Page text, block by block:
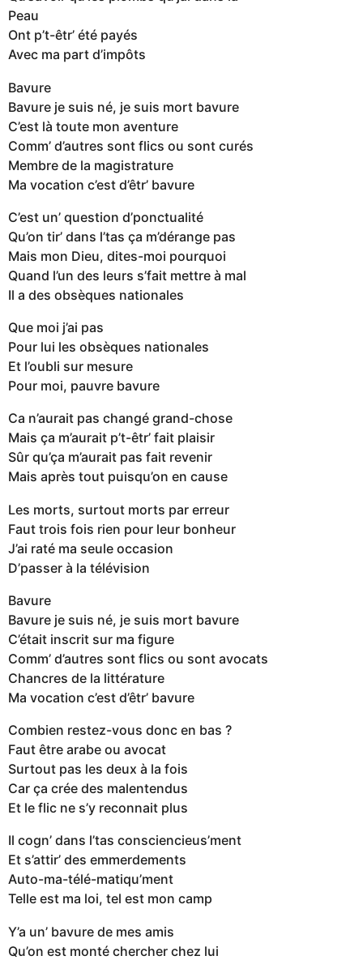
Peau
Ont p’t-êtr’ été payés
Avec ma part d’impôts
Bavure
Bavure je suis né, je suis mort bavure
C’est là toute mon aventure
Comm’ d’autres sont flics ou sont curés
Membre de la magistrature
Ma vocation c’est d’êtr’ bavure
C’est un’ question d’ponctualité
Qu’on tir’ dans l’tas ça m’dérange pas
Mais mon Dieu, dites-moi pourquoi
Quand l’un des leurs s’fait mettre à mal
Il a des obsèques nationales
Que moi j’ai pas
Pour lui les obsèques nationales
Et l’oubli sur mesure
Pour moi, pauvre bavure
Ca n’aurait pas changé grand-chose
Mais ça m’aurait p’t-êtr’ fait plaisir
Sûr qu’ça m’aurait pas fait revenir
Mais après tout puisqu’on en cause
Les morts, surtout morts par erreur
Faut trois fois rien pour leur bonheur
J’ai raté ma seule occasion
D’passer à la télévision
Bavure
Bavure je suis né, je suis mort bavure
C’était inscrit sur ma figure
Comm’ d’autres sont flics ou sont avocats
Chancres de la littérature
Ma vocation c’est d’êtr’ bavure
Combien restez-vous donc en bas ?
Faut être arabe ou avocat
Surtout pas les deux à la fois
Car ça crée des malentendus
Et le flic ne s’y reconnait plus
Il cogn’ dans l’tas consciencieus’ment
Et s’attir’ des emmerdements
Auto-ma-télé-matiqu’ment
Telle est ma loi, tel est mon camp
Y’a un’ bavure de mes amis
Qu’on est monté chercher chez lui